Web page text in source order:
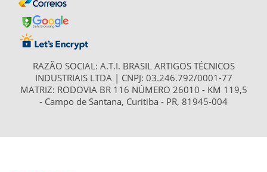
RAZÃO SOCIAL: A.T.I. BRASIL ARTIGOS TÉCNICOS
INDUSTRIAIS LTDA | CNPJ: 03.246.792/0001-77
MATRIZ: RODOVIA BR 116 NÚMERO 26010 - KM 119,5
- Campo de Santana, Curitiba - PR, 81945-004